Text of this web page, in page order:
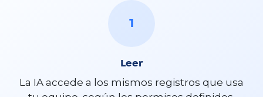
1
Leer
La IA accede a los mismos registros que usa